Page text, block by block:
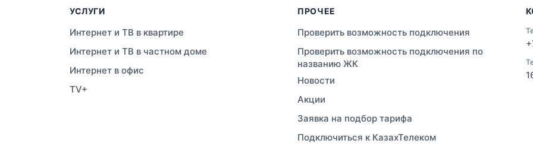
УСЛУГИ
Интернет и ТВ в квартире
Интернет и ТВ в частном доме
Интернет в офис
TV+
ПРОЧЕЕ
Проверить возможность подключения
Проверить возможность подключения по
названию ЖК
Новости
Акции
Заявка на подбор тарифа
Подключиться к КазахТелеком